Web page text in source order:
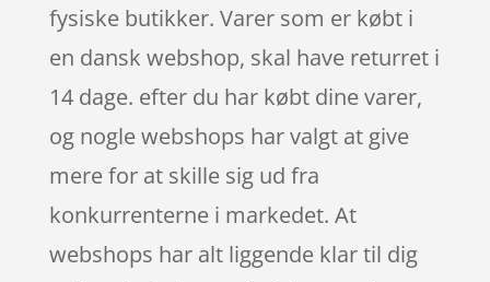
fysiske butikker. Varer som er købt i
en dansk webshop, skal have returret i
14 dage. efter du har købt dine varer,
og nogle webshops har valgt at give
mere for at skille sig ud fra
konkurrenterne i markedet. At
webshops har alt liggende klar til dig